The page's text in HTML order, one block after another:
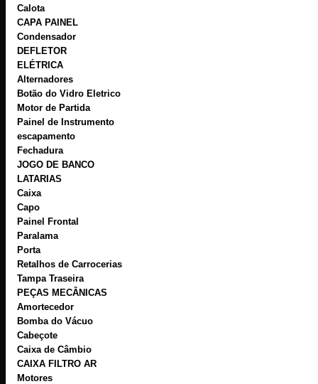
Calota
CAPA PAINEL
Condensador
DEFLETOR
ELÉTRICA
Alternadores
Botão do Vidro Eletrico
Motor de Partida
Painel de Instrumento
escapamento
Fechadura
JOGO DE BANCO
LATARIAS
Caixa
Capo
Painel Frontal
Paralama
Porta
Retalhos de Carrocerias
Tampa Traseira
PEÇAS MECÂNICAS
Amortecedor
Bomba do Vácuo
Cabeçote
Caixa de Câmbio
CAIXA FILTRO AR
Motores